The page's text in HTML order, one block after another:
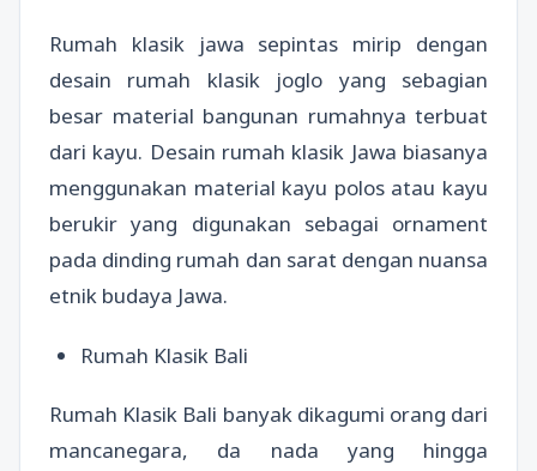
Rumah klasik jawa sepintas mirip dengan
desain rumah klasik joglo yang sebagian
besar material bangunan rumahnya terbuat
dari kayu. Desain rumah klasik Jawa biasanya
menggunakan material kayu polos atau kayu
berukir yang digunakan sebagai ornament
pada dinding rumah dan sarat dengan nuansa
etnik budaya Jawa.
Rumah Klasik Bali
Rumah Klasik Bali banyak dikagumi orang dari
mancanegara, da nada yang hingga